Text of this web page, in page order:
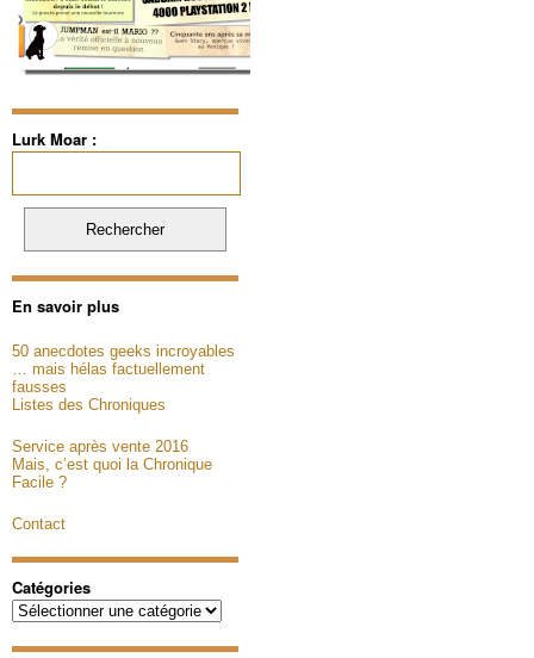
Lurk Moar :
En savoir plus
50 anecdotes geeks incroyables
… mais hélas factuellement
fausses
Listes des Chroniques
Service après vente 2016
Mais, c’est quoi la Chronique
Facile ?
Contact
Catégories
Catégories